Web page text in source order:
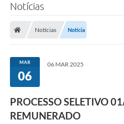
Notícias
Notícias Notícia
MAR
06
06 MAR 2025
PROCESSO SELETIVO
REMUNERADO